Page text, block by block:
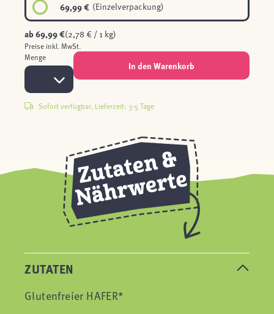
69,99 € (Einzelverpackung)
ab69,99 €(2,78 € / 1 kg)
Preise inkl. MwSt.
Menge
In den Warenkorb
Sofort verfügbar, Lieferzeit: 3-5 Tage
ZUTATEN
Glutenfreier HAFER*